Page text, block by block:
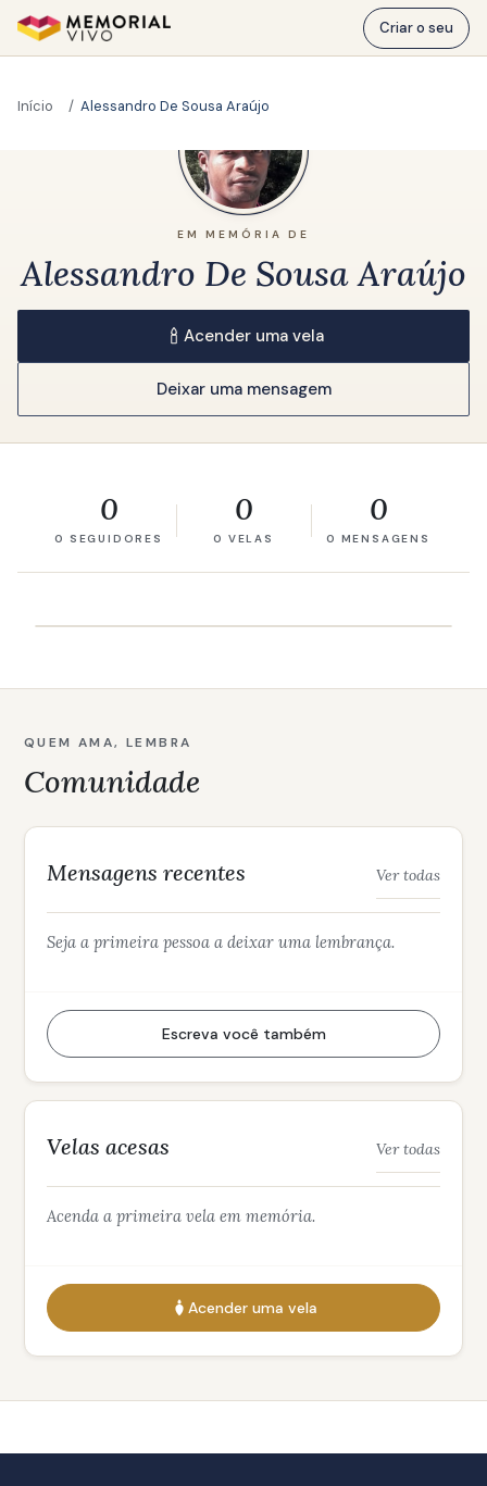
Ir para o conteúdo principal
Criar o seu
Início Alessandro De Sousa Araújo
EM MEMÓRIA DE
Alessandro De Sousa Araújo
Acender uma vela
Deixar uma mensagem
0
0 SEGUIDORES
0
0 VELAS
0
0 MENSAGENS
QUEM AMA, LEMBRA
Comunidade
Mensagens recentes Ver todas
Seja a primeira pessoa a deixar uma lembrança.
Escreva você também
Velas acesas Ver todas
Acenda a primeira vela em memória.
Acender uma vela